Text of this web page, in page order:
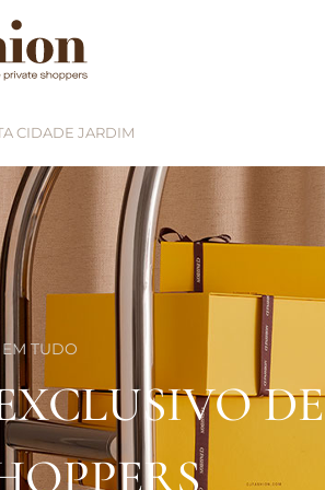
CIDADE JARDIM
EM TUDO
DE